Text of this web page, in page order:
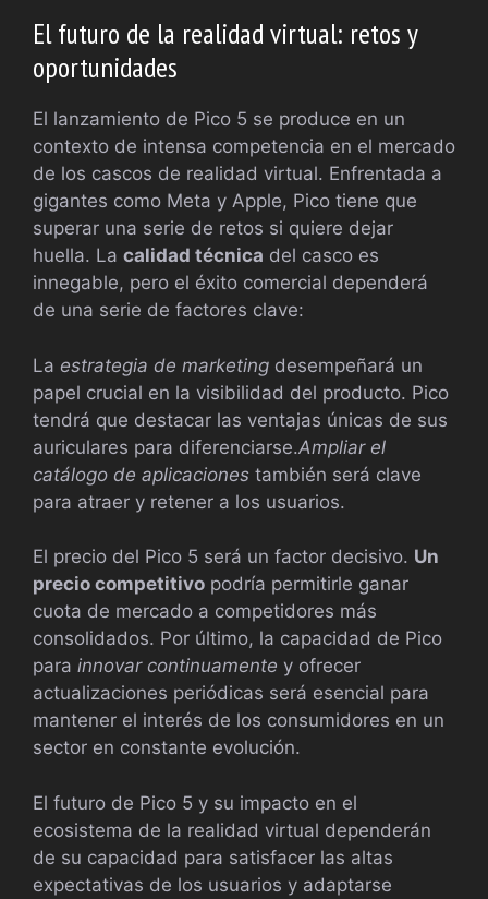
El futuro de la realidad virtual: retos y
oportunidades
El lanzamiento de Pico 5 se produce en un
contexto de intensa competencia en el mercado
de los cascos de realidad virtual. Enfrentada a
gigantes como Meta y Apple, Pico tiene que
superar una serie de retos si quiere dejar
huella. La calidad técnica del casco es
innegable, pero el éxito comercial dependerá
de una serie de factores clave:
La estrategia de marketing desempeñará un
papel crucial en la visibilidad del producto. Pico
tendrá que destacar las ventajas únicas de sus
auriculares para diferenciarse.Ampliar el
catálogo de aplicaciones también será clave
para atraer y retener a los usuarios.
El precio del Pico 5 será un factor decisivo. Un
precio competitivo podría permitirle ganar
cuota de mercado a competidores más
consolidados. Por último, la capacidad de Pico
para innovar continuamente y ofrecer
actualizaciones periódicas será esencial para
mantener el interés de los consumidores en un
sector en constante evolución.
El futuro de Pico 5 y su impacto en el
ecosistema de la realidad virtual dependerán
de su capacidad para satisfacer las altas
expectativas de los usuarios y adaptarse